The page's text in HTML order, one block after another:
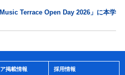
Terrace Open Day 2026」に本学
掲載情報 採用情報